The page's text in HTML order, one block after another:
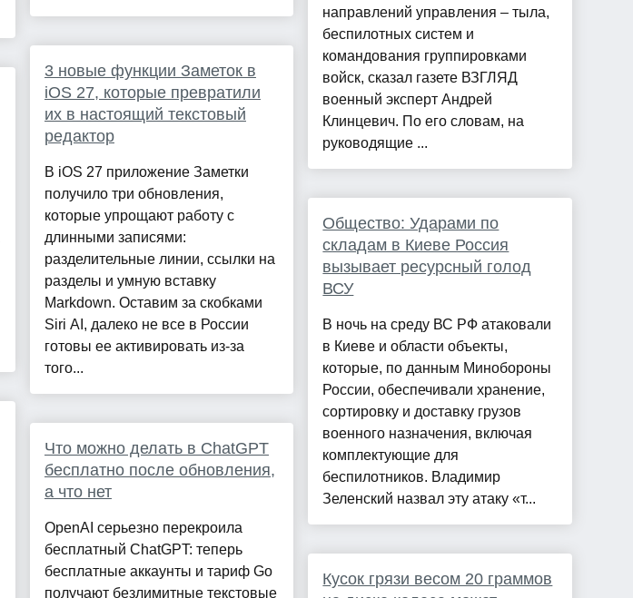
3 новые функции Заметок в
iOS 27, которые превратили
их в настоящий текстовый
редактор
В iOS 27 приложение Заметки
получило три обновления,
которые упрощают работу с
длинными записями:
разделительные линии, ссылки на
разделы и умную вставку
Markdown. Оставим за скобками
Siri AI, далеко не все в России
готовы ее активировать из-за
того...
Что можно делать в ChatGPT
бесплатно после обновления,
а что нет
OpenAI серьезно перекроила
бесплатный ChatGPT: теперь
бесплатные аккаунты и тариф Go
получают безлимитные текстовые
направлений управления – тыла,
беспилотных систем и
командования группировками
войск, сказал газете ВЗГЛЯД
военный эксперт Андрей
Клинцевич. По его словам, на
руководящие ...
Общество: Ударами по
складам в Киеве Россия
вызывает ресурсный голод
ВСУ
В ночь на среду ВС РФ атаковали
в Киеве и области объекты,
которые, по данным Минобороны
России, обеспечивали хранение,
сортировку и доставку грузов
военного назначения, включая
комплектующие для
беспилотников. Владимир
Зеленский назвал эту атаку «т...
Кусок грязи весом 20 граммов